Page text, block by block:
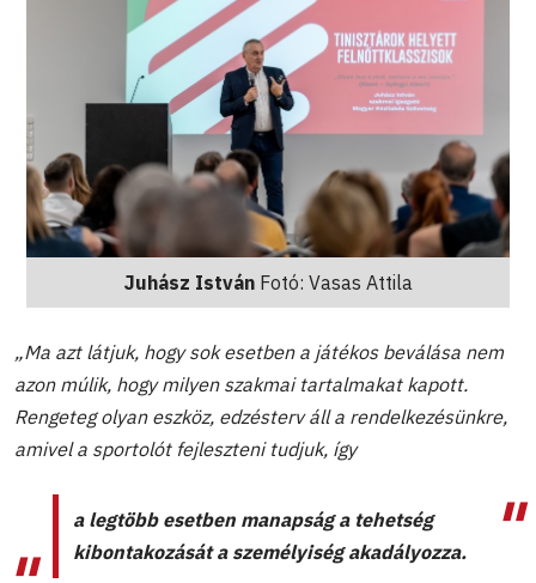
Juhász IstvánFotó: Vasas Attila
„Ma azt látjuk, hogy sok esetben a játékos beválása nem
azon múlik, hogy milyen szakmai tartalmakat kapott.
Rengeteg olyan eszköz, edzésterv áll a rendelkezésünkre,
amivel a sportolót fejleszteni tudjuk, így
a legtöbb esetben manapság a tehetség
kibontakozását a személyiség akadályozza.